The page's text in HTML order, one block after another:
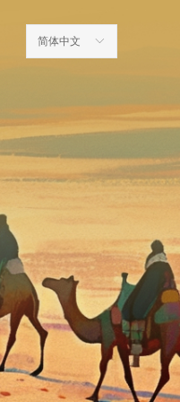
ꀅ
简体中文